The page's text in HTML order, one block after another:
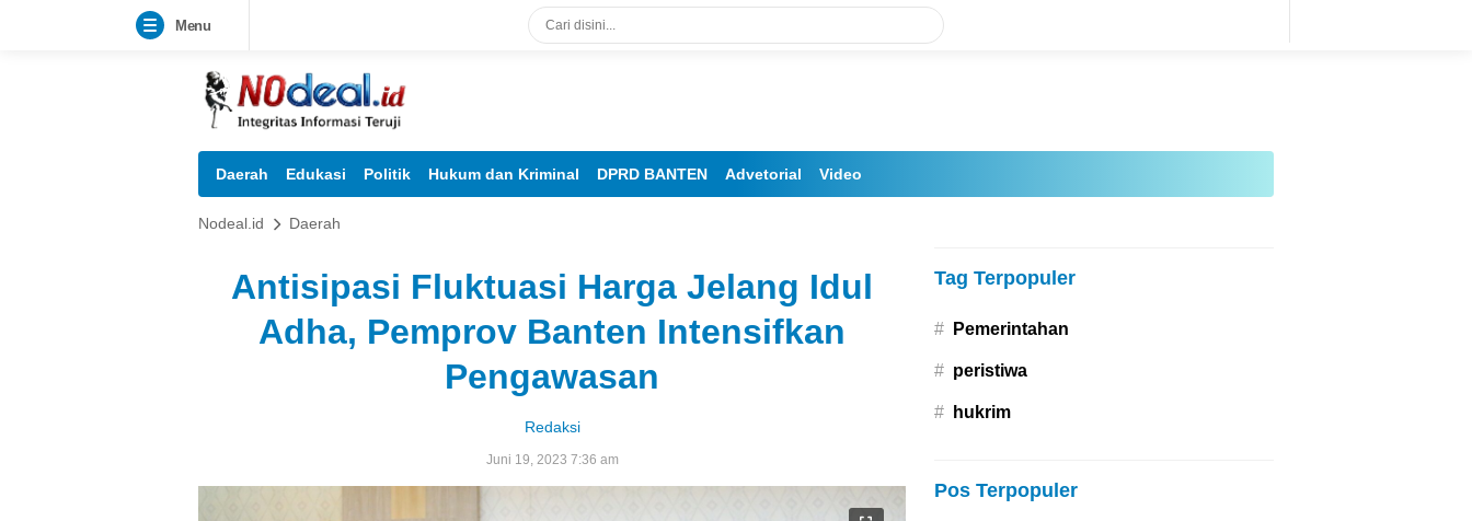
Menu
Daerah Edukasi Politik Hukum dan Kriminal DPRD BANTEN Advetorial Video
Nodeal.id Daerah
Antisipasi Fluktuasi Harga Jelang Idul
Adha, Pemprov Banten Intensifkan
Pengawasan
Redaksi
Juni 19, 2023 7:36 am
Tag Terpopuler
# Pemerintahan
# peristiwa
# hukrim
Pos Terpopuler